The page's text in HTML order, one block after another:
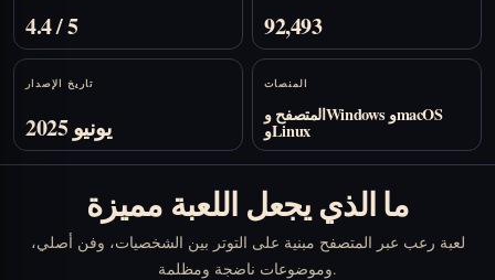
4.4 / 5 92,493
تاريخ الإصدار
يونيو 2025
المنصات
المتصفح وWindows وmacOS
وLinux
ما الذي يجعل اللعبة مميزة
لعبة رعب عبر المتصفح مبنية على التوتر بين الشخصيات، وفن أصلي،
وموضوعات ناضجة ومظلمة.